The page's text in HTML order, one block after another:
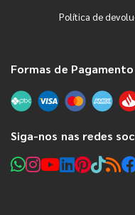
Política de
Formas de Pagamento
Siga-nos nas redes